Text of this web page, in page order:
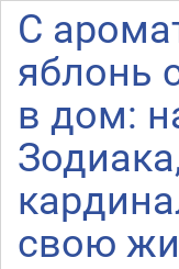
С
яблонь
в дом:
свою